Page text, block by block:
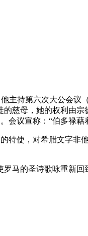
持第六次大公会议
慈母，她的权利由
会议宣称：“伯多禄藉
使，对希腊文字非
马的圣诗歌咏重新回